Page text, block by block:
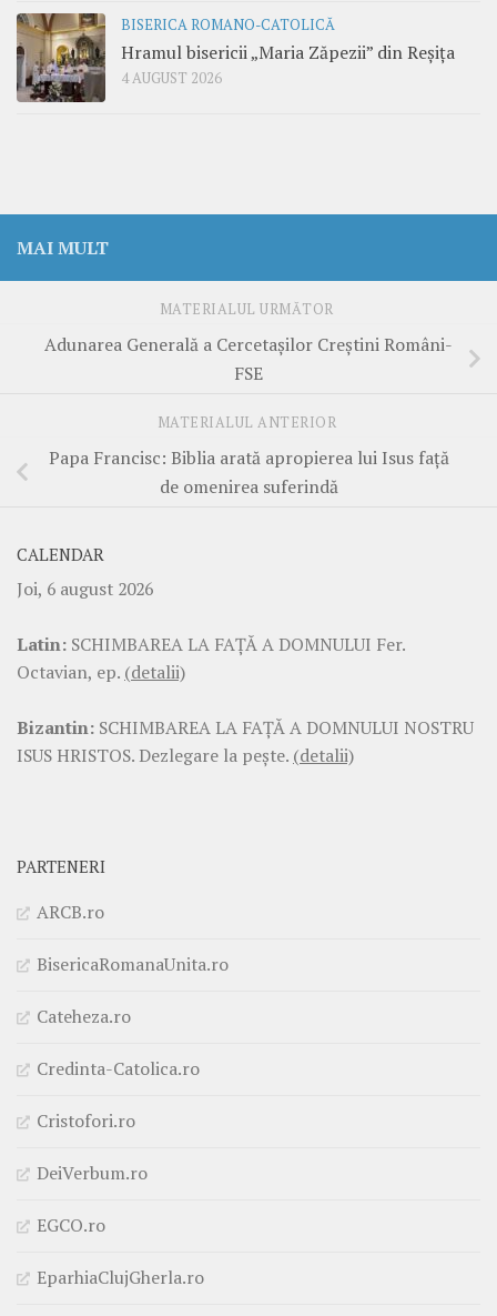
BISERICA ROMANO-CATOLICĂ
Hramul bisericii „Maria Zăpezii” din Reșița
4 AUGUST 2026
MAI MULT
MATERIALUL URMĂTOR
Adunarea Generală a Cercetașilor Creștini Români-
FSE
MATERIALUL ANTERIOR
Papa Francisc: Biblia arată apropierea lui Isus față
de omenirea suferindă
CALENDAR
Joi, 6 august 2026
Latin: SCHIMBAREA LA FAŢĂ A DOMNULUI Fer.
Octavian, ep. (detalii)
Bizantin: SCHIMBAREA LA FAŢĂ A DOMNULUI NOSTRU
ISUS HRISTOS. Dezlegare la pește. (detalii)
PARTENERI
ARCB.ro
BisericaRomanaUnita.ro
Cateheza.ro
Credinta-Catolica.ro
Cristofori.ro
DeiVerbum.ro
EGCO.ro
EparhiaClujGherla.ro